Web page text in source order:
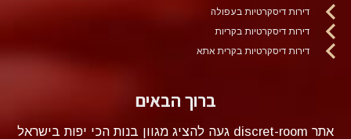
דירות דיסקרטיות בעפולה
דירות דיסקרטיות בקריות
דירות דיסקרטיות בקרית אתא
ברוך הבאים
אתר discret-room געה להציג מגוון בנות הכי יפות בישראל